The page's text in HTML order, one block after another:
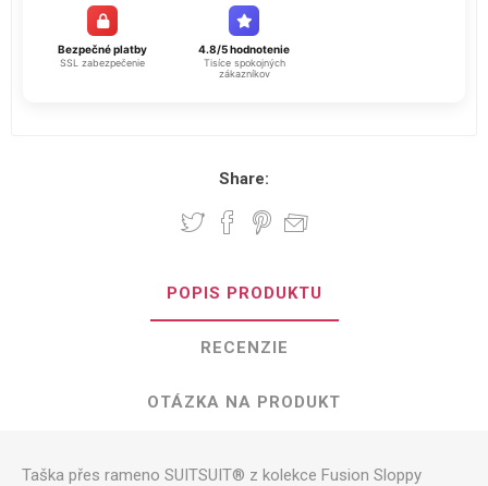
Bezpečné platby
SSL zabezpečenie
4.8/5 hodnotenie
Tisíce spokojných
zákazníkov
Share:
POPIS PRODUKTU
RECENZIE
OTÁZKA NA PRODUKT
Taška přes rameno SUITSUIT® z kolekce Fusion Sloppy